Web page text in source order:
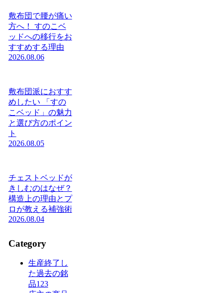
敷布団で腰が痛い
方へ！ すのこベ
ッドへの移行をお
すすめする理由
2026.08.06
敷布団派におすす
めしたい 「すの
こベッド」の魅力
と選び方のポイン
ト
2026.08.05
チェストベッドが
きしむのはなぜ？
構造上の理由とプ
ロが教える補強術
2026.08.04
Category
生産終了し
た過去の銘
品123